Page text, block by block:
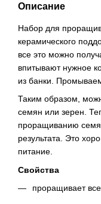
Описание
Набор для
керамического
все это можно
впитывают нужное
из банки.
Таким образом,
семян или зерен.
проращиванию
результата. Это
питание.
Свойства
проращивает